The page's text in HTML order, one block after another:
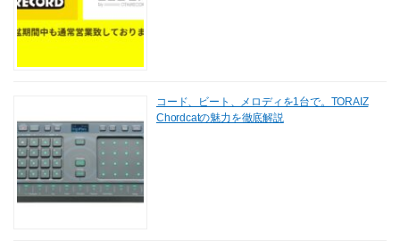
コード、ビート、メロディを1台で。TORAIZ
Chordcatの魅力を徹底解説